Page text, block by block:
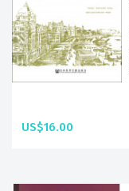
US$16.00